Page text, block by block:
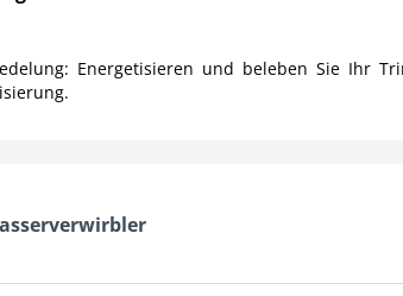
Energetisieren und beleben Sie Ihr